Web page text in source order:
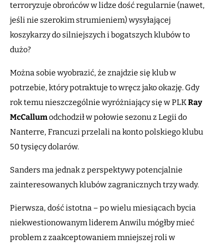
terroryzuje obrońców w lidze dość regularnie (nawet,
jeśli nie szerokim strumieniem) wysyłającej
koszykarzy do silniejszych i bogatszych klubów to
dużo?
Można sobie wyobrazić, że znajdzie się klub w
potrzebie, który potraktuje to wręcz jako okazję. Gdy
rok temu nieszczególnie wyróżniający się w PLKRay
McCallumodchodził w połowie sezonu z Legii do
Nanterre, Francuzi przelali na konto polskiego klubu
50 tysięcy dolarów.
Sanders ma jednak z perspektywy potencjalnie
zainteresowanych klubów zagranicznych trzy wady.
Pierwsza, dość istotna – po wielu miesiącach bycia
niekwestionowanym liderem Anwilu mógłby mieć
problem z zaakceptowaniem mniejszej roli w